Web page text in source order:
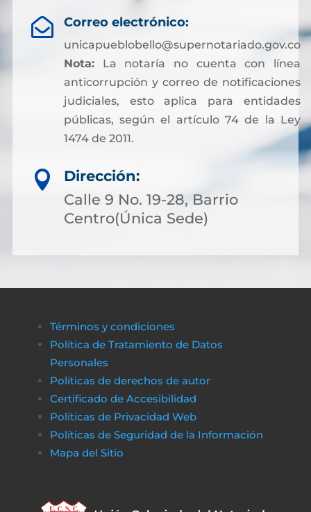
 Correo electrónico:
unicapueblobello@supernotariado.gov.co
Nota:La notaría no cuenta con línea
anticorrupción y correo de notificaciones
judiciales, esto aplica para entidades
públicas, según el artículo 74 de la Ley
1474 de 2011.

Dirección:
Calle 9 No. 19-28, Barrio
Centro(Única Sede)
Términos y condiciones
Política de Tratamiento de Datos
Personales
Políticas de derechos de autor
Certificado de Accesibilidad
Políticas de Privacidad Web
Políticas de Seguridad de la Información
Mapa del Sitio